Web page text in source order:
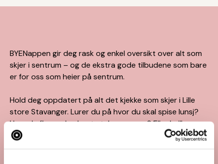
BYENappen gir deg rask og enkel oversikt over alt som
skjer i sentrum – og de ekstra gode tilbudene som bare
er for oss som heier på sentrum.
Hold deg oppdatert på alt det kjekke som skjer i Lille
store Stavanger. Lurer du på hvor du skal spise lunsj?
Hvor du finner den beste take-awayen? Eller hvilke
arrangementer du ikke vil gå glipp av? BYENappen
samler tipsene, favorittene og de skjulte perlene du ikke